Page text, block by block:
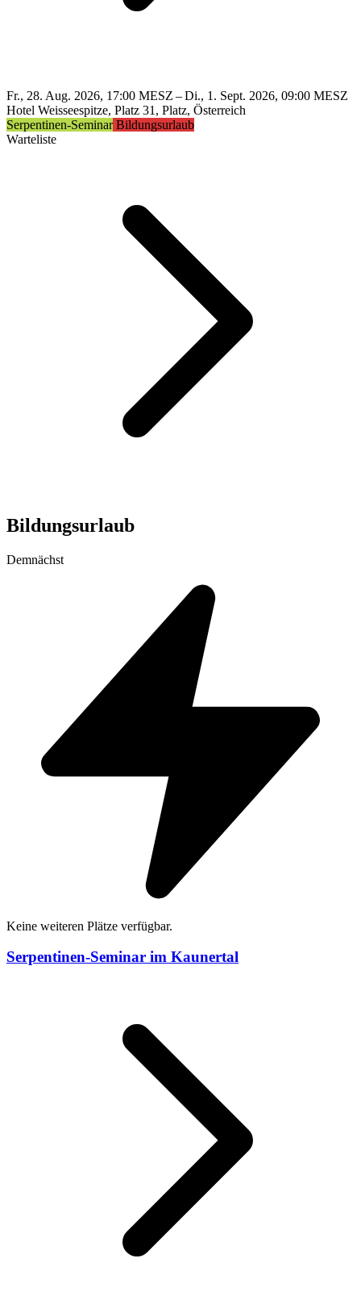
Fr., 28. Aug. 2026, 17:00 MESZ – Di., 1. Sept. 2026, 09:00 MESZ
Hotel Weisseespitze, Platz 31, Platz, Österreich
Serpentinen-Seminar Bildungsurlaub
Warteliste
Bildungsurlaub
Demnächst
Keine weiteren Plätze verfügbar.
Serpentinen-Seminar im Kaunertal